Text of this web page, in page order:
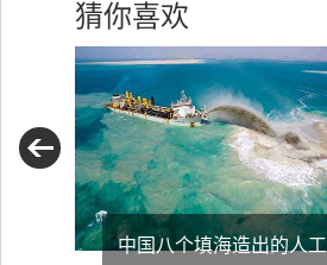
猜你喜欢
中国八个填海造出的人工